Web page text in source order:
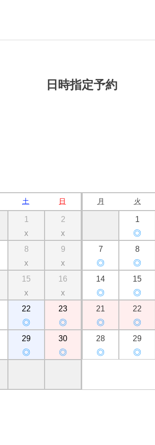
日時指定予約
土 日
1
x
2
x
8
x
9
x
15
x
16
x
22
◎
23
◎
29
◎
30
◎
月 火
1
◎
7
◎
8
◎
14
◎
15
◎
21
◎
22
◎
28
◎
29
◎